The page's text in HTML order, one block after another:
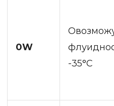
0W
-35°C